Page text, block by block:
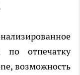
по отпечатку
возможность